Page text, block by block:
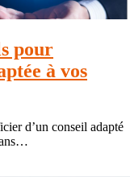
pour
à vos
d’un conseil adapté